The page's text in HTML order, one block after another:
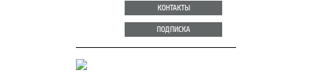
КОНТАКТЫ
ПОДПИСКА